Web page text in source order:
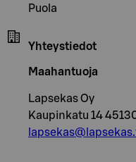
Puola
Yhteystiedot
Maahantuoja
Lapsekas Oy
Kaupinkatu 14